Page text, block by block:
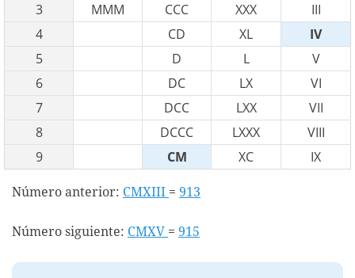
3
MMM CCC XXX
III
4
CD XL
IV
5
D L
V
6
DC LX
VI
7
DCC LXX
VII
8
DCCC LXXX
VIII
9
CM XC IX
Número anterior: CMXIII = 913
Número siguiente: CMXV = 915